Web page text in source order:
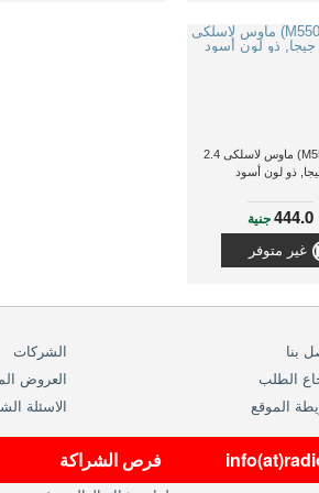
رابو (M550) ماوس لاسلكى 2.4
ذو لون أسود
444.0جنية
غير متوفر
بنا
الطلب
الموقع
الشركات
العروض
الاسئلة
فرص الشراكة